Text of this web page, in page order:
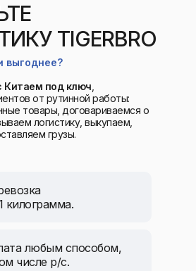
Китаем под ключ
от рутинной работы:
товары, договариваемся о
логистику, выкупаем,
грузы.
выгоднее?
TIGERBRO
килограмма.
любым способом,
числе р/с.